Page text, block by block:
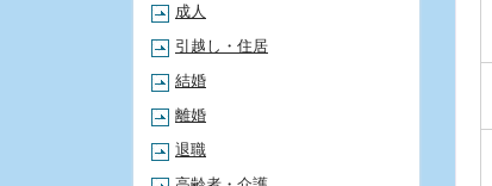
成人
引越し・住居
結婚
離婚
退職